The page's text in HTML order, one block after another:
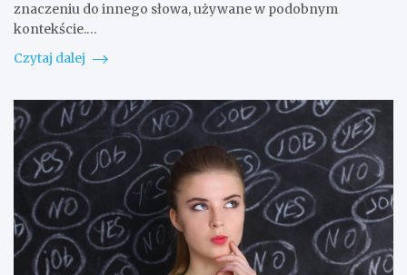
znaczeniu do innego słowa, używane w podobnym
kontekście.…
Czytaj dalej